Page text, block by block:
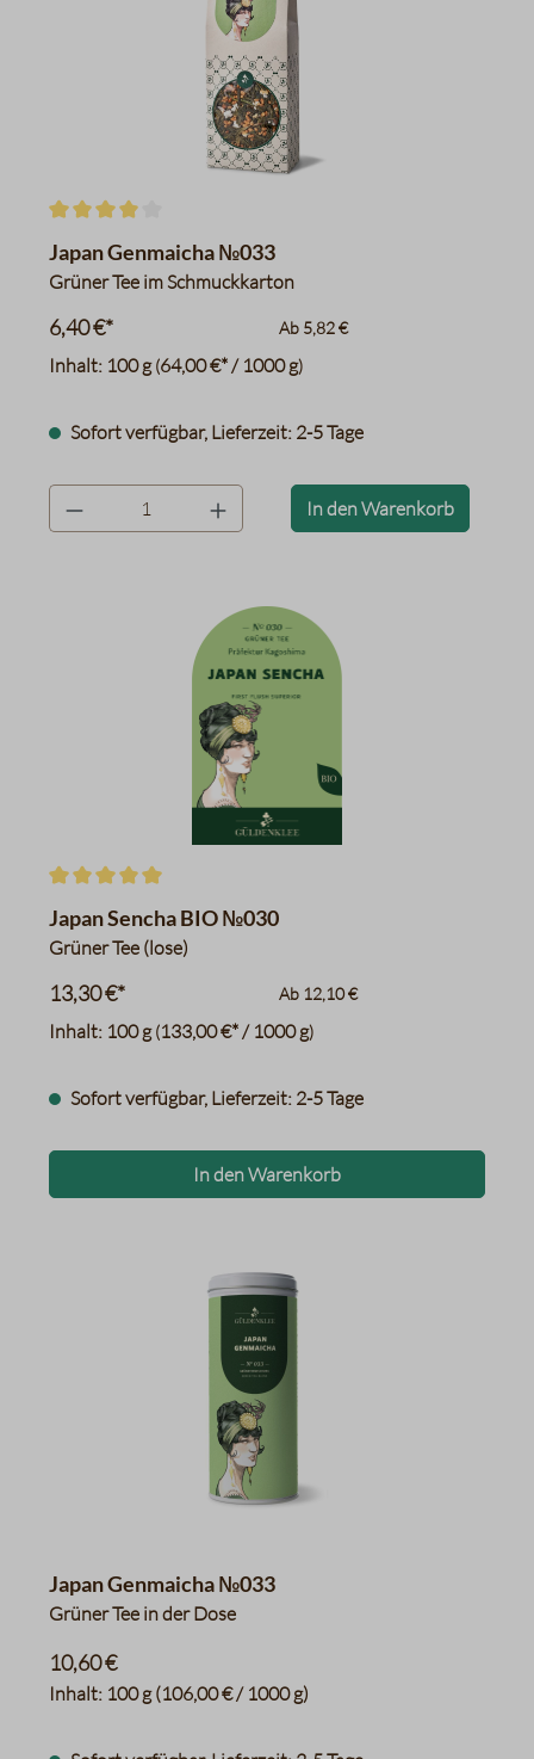
Durchschnittliche Bewertung von 4 von 5 Sternen
Japan Genmaicha №033
Grüner Tee im Schmuckkarton
Inhalt: 100 g(64,00 €* / 1000 g)
6,40 €* Ab 5,82 €
Sofort verfügbar, Lieferzeit: 2-5 Tage
product.quantityLabel In den Warenkorb
Durchschnittliche Bewertung von 5 von 5 Sternen
Japan Sencha BIO №030
Grüner Tee (lose)
Inhalt: 100 g(133,00 €* / 1000 g)
13,30 €* Ab 12,10 €
Sofort verfügbar, Lieferzeit: 2-5 Tage
In den Warenkorb
Japan Genmaicha №033
Grüner Tee in der Dose
Inhalt: 100 g(106,00 € / 1000 g)
10,60 €